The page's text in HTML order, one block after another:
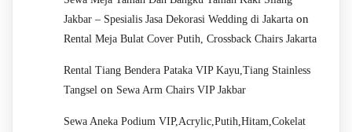
Jakbar – Spesialis Jasa Dekorasi Wedding di Jakarta on
Rental Meja Bulat Cover Putih, Crossback Chairs Jakarta
Rental Tiang Bendera Pataka VIP Kayu,Tiang Stainless
Tangsel on Sewa Arm Chairs VIP Jakbar
Sewa Aneka Podium VIP,Acrylic,Putih,Hitam,Cokelat